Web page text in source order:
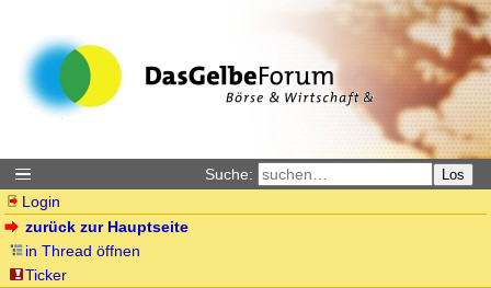
Suche: Los
Login
zurück zur Hauptseite
in Thread öffnen
Ticker